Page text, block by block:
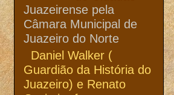
Juazeirense pela
Câmara Municipal de
Juazeiro do Norte
Daniel Walker (
Guardião da História do
Juazeiro) e Renato